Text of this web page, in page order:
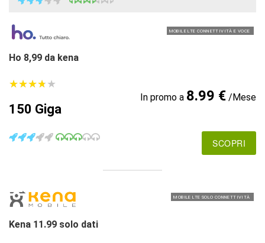
MOBILE LTE CONNETTIVITÀ E VOCE
Ho 8,99 da kena
★★★★★
★★★★★
150 Giga
In promo a 8.99 €/Mese
SCOPRI
MOBILE LTE SOLO CONNETTIVITÀ
Kena 11.99 solo dati